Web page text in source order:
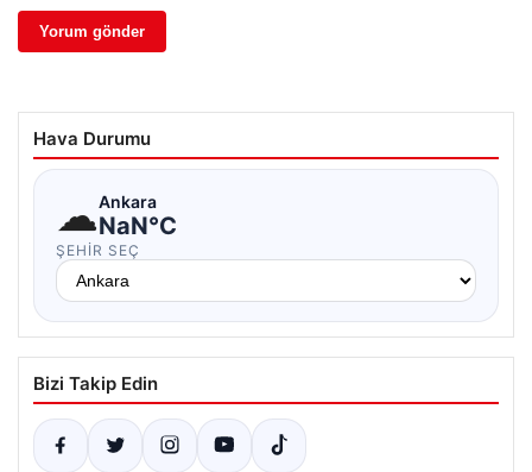
Hava Durumu
☁Ankara
NaN°C
ŞEHIR SEÇ
Bizi Takip Edin